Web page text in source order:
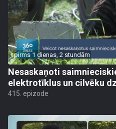
pirms 1 dienas, 2 stundām
Nesaskaņoti
elektrotīklus un cilvēku
415. epizode